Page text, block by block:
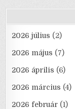
2026 július (2)
2026 május (7)
2026 április (6)
2026 március (4)
2026 február (1)